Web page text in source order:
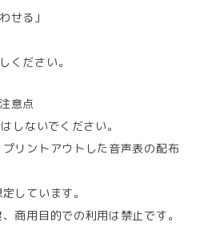
せる」
ください。
意点
しないでください。
リントアウトした音声表の配布
しています。
商用目的での利用は禁止です。